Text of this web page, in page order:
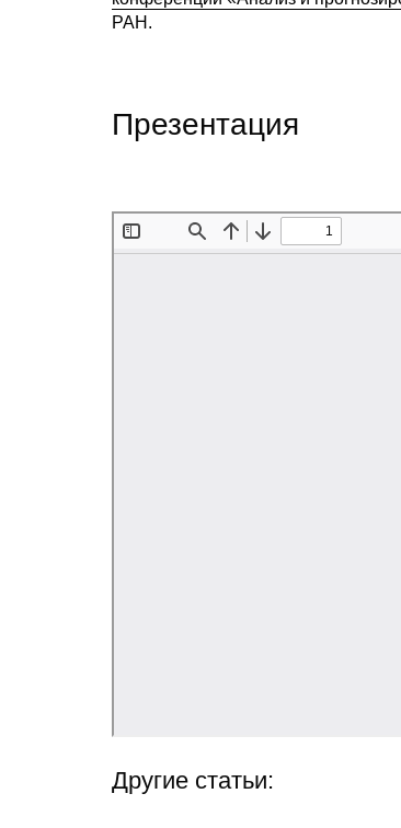
РАН.
Презентация
Другие статьи: